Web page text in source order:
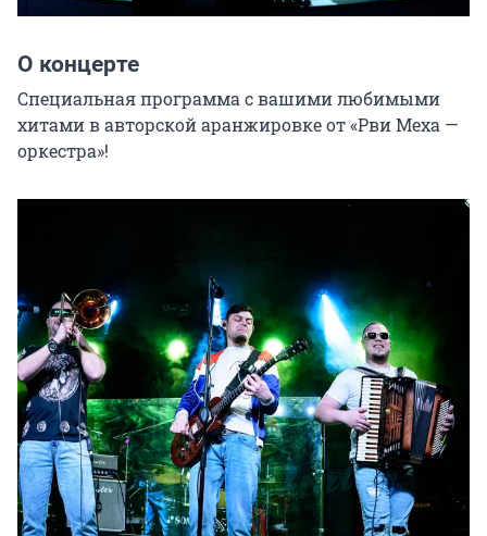
О концерте
Специальная программа с вашими любимыми
хитами в авторской аранжировке от «Рви Меха —
оркестра»!